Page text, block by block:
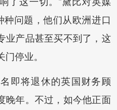
种问题，他们从欧洲进口
业产品甚至买不到了，这
停业。
即将退休的英国财务顾
晚年。不过，如今他正面